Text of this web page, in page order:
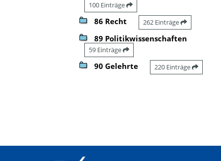
100 Einträge
86 Recht 262 Einträge
89 Politikwissenschaften
59 Einträge
90 Gelehrte 220 Einträge